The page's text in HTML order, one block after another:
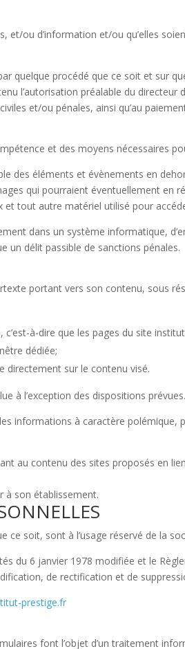
ou d’information et/ou qu’elles
quelque procédé que ce soit et sur
l’autorisation préalable du
et/ou pénales, ainsi qu’au
et des moyens nécessaires
des éléments et évènements en
qui pourraient éventuellement en
tout autre matériel utilisé pour
dans un système informatique,
un délit passible de sanctions pénales.
portant vers son contenu, sous
à-dire que les pages du site
dédiée;
directement sur le contenu visé.
à l’exception des dispositions prévues.
informations à caractère
au contenu des sites proposés en
à son établissement.
ce soit, sont à l’usage réservé de la
du 6 janvier 1978 modifiée et le
de rectification et de
prestige.fr
font l’objet d’un traitement